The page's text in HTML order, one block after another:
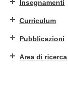
Insegnamenti
Curriculum
Pubblicazioni
Area di ricerca